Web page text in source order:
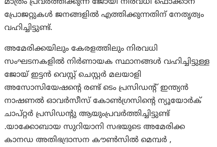
മാത്രം പ്രവർത്തിക്കുന്ന ജോയി നിരവധി ഫൊക്കാന
പ്രോജറ്റുകൾ ജനങ്ങളിൽ എത്തിക്കുന്നതിന് നേതൃത്വം
വഹിച്ചിട്ടുണ്ട്.
അമേരിക്കയിലും കേരളത്തിലും നിരവധി
സംഘടനകളില്‍ നിര്‍ണായക സ്ഥാനങ്ങള്‍ വഹിച്ചിട്ടുള്ള
ജോയ് ഇട്ടന്‍ വെസ്റ്റ് ചെസ്റ്റർ മലയാളി
അസോസിയേഷന്റെ രണ്ട് ടെം പ്രസിഡന്റ് ഇന്ത്യന്‍
നാഷണല്‍ ഓവര്‍സീസ് കോണ്‍ഗ്രസിന്റെ ന്യൂയോര്‍ക്
ചാപ്റ്റര്‍ പ്രസിഡന്റു ആയുംപ്രവർത്തിച്ചിട്ടുണ്ട്
.യാക്കോബായ സുറിയാനി സഭയുടെ അമേരിക്ക
കാനഡ അതിഭദ്രാസന കൗണ്‍സില്‍ മെമ്പർ ,